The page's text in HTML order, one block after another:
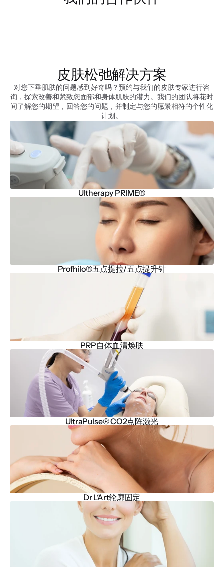
皮肤松弛解决方案
对您下垂肌肤的问题感到好奇吗？预约与我们的皮肤专家进行咨
询，探索改善和紧致您面部和身体肌肤的潜力。我们的团队将花时
间了解您的期望，回答您的问题，并制定与您的愿景相符的个性化
计划。
Ultherapy PRIME®
Profhilo®五点提拉/五点提升针
PRP自体血清焕肤
UltraPulse® CO2点阵激光
Dr L‘Art轮廓固定